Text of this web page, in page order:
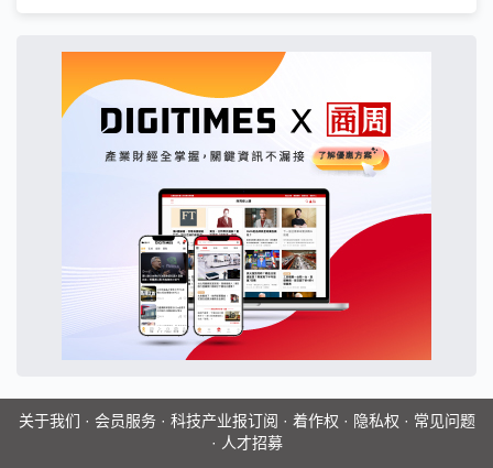
关于我们 · 会员服务· 科技产业报订阅 · 着作权 · 隐私权 · 常见问题
· 人才招募